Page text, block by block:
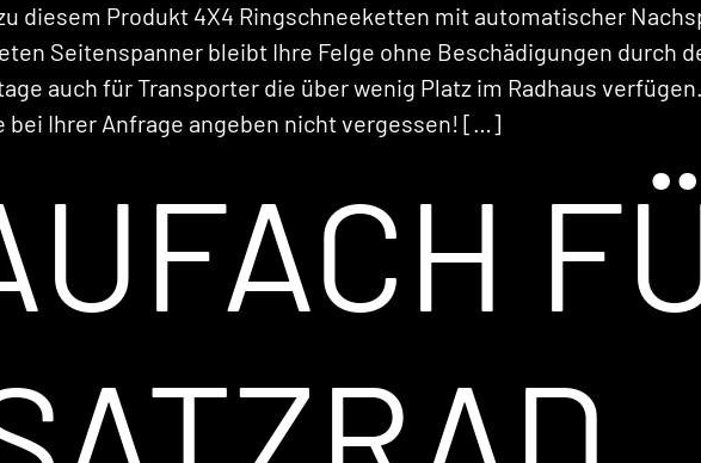
diesem Produkt 4X4 Ringschneeketten mit automatischer
Seitenspanner bleibt Ihre Felge ohne Beschädigungen durch
auch für Transporter die über wenig Platz im Radhaus
bei Ihrer Anfrage angeben nicht vergessen! […]